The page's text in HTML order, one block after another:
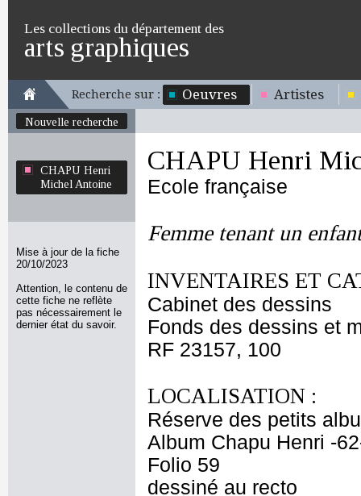
Les collections du département des
arts graphiques
Recherche sur : Oeuvres Artistes
Nouvelle recherche
CHAPU Henri
Michel Antoine
Mise à jour de la fiche
20/10/2023
Attention, le contenu de
cette fiche ne reflète
pas nécessairement le
dernier état du savoir.
CHAPU Henri
Ecole française
Femme tenant un
INVENTAIRES ET
Cabinet des dessins
Fonds des dessins et
RF 23157, 100
LOCALISATION :
Réserve des petits
Album Chapu Henri -
Folio 59
dessiné au recto